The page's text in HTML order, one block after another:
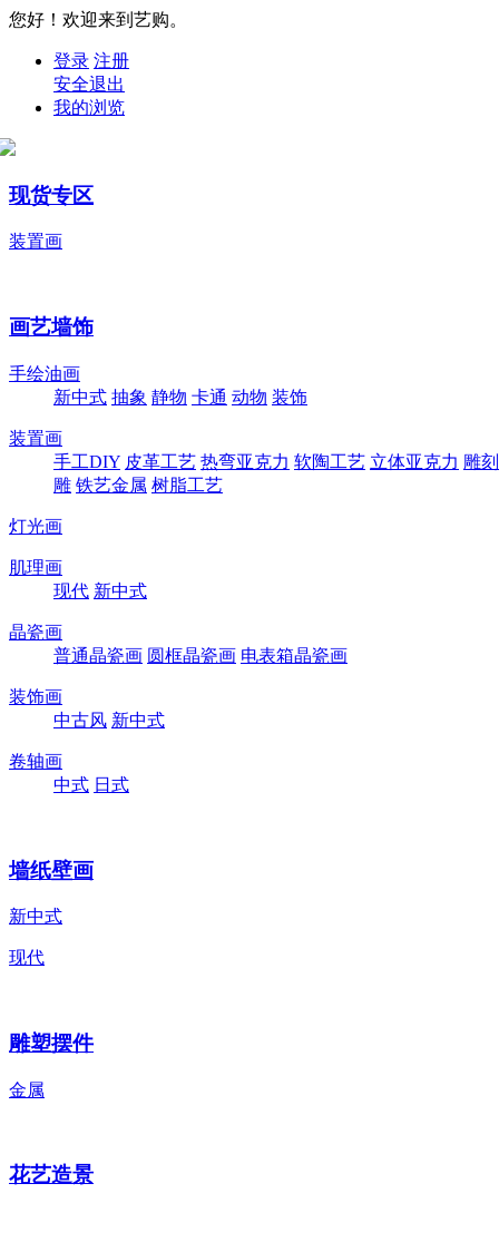
您好！欢迎来到艺购。
登录 注册
安全退出
我的浏览
现货专区
装置画
画艺墙饰
手绘油画
新中式 抽象 静物 卡通 动物 装饰
装置画
手工DIY 皮革工艺 热弯亚克力 软陶工艺 立体亚克力 雕
雕 铁艺金属 树脂工艺
灯光画
肌理画
现代 新中式
晶瓷画
普通晶瓷画 圆框晶瓷画 电表箱晶瓷画
装饰画
中古风 新中式
卷轴画
中式 日式
墙纸壁画
新中式
现代
雕塑摆件
金属
花艺造景